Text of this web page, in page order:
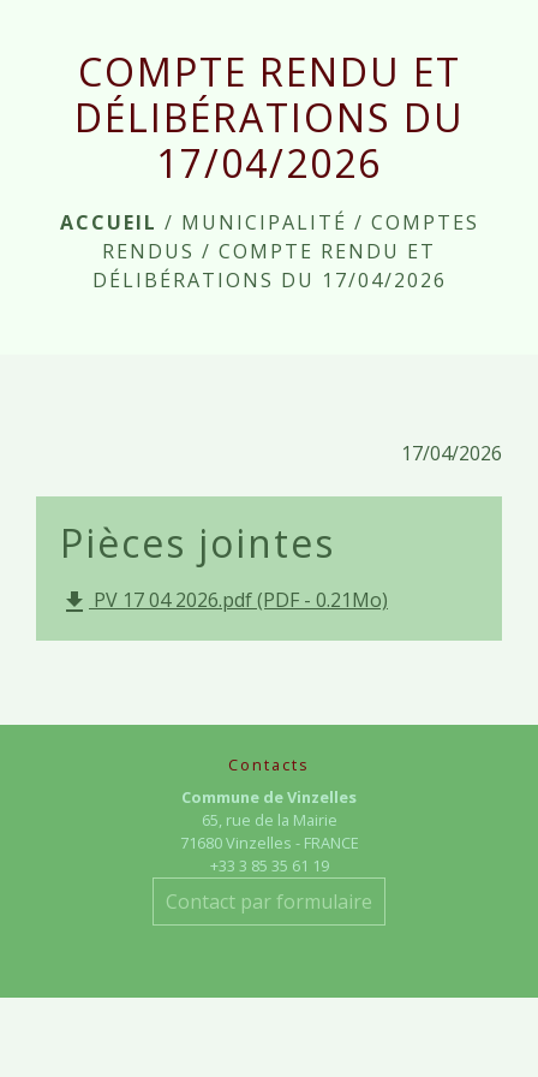
COMPTE RENDU ET
DÉLIBÉRATIONS DU
17/04/2026
ACCUEIL / MUNICIPALITÉ / COMPTES
RENDUS / COMPTE RENDU ET
DÉLIBÉRATIONS DU 17/04/2026
17/04/2026
Pièces jointes
file_download PV 17 04 2026.pdf (PDF - 0.21Mo)
Contacts
Commune de Vinzelles
65, rue de la Mairie
71680 Vinzelles - FRANCE
+33 3 85 35 61 19
Contact par formulaire